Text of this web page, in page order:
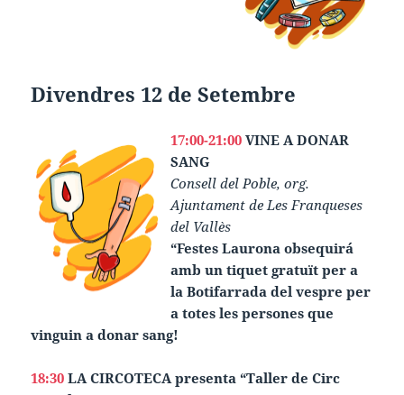
Divendres 12 de Setembre
17:00-21:00 VINE A DONAR
SANG
Consell del Poble, org.
Ajuntament de Les Franqueses
del Vallès
“Festes Laurona obsequirá
amb un tiquet gratuït per a
la Botifarrada del vespre per
a totes les persones que
vinguin a donar sang!
18:30 LA CIRCOTECA presenta “Taller de Circ